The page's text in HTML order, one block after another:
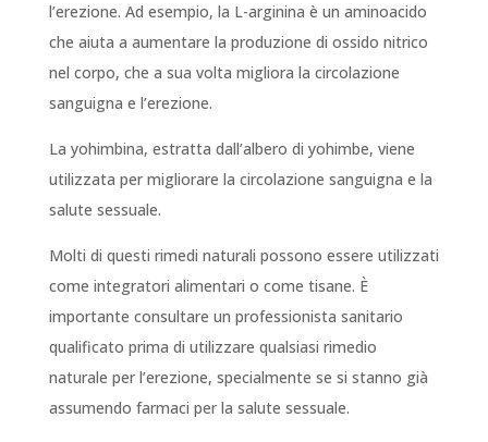
l’erezione. Ad esempio, la L-arginina è un aminoacido
che aiuta a aumentare la produzione di ossido nitrico
nel corpo, che a sua volta migliora la circolazione
sanguigna e l’erezione.
La yohimbina, estratta dall’albero di yohimbe, viene
utilizzata per migliorare la circolazione sanguigna e la
salute sessuale.
Molti di questi rimedi naturali possono essere utilizzati
come integratori alimentari o come tisane. È
importante consultare un professionista sanitario
qualificato prima di utilizzare qualsiasi rimedio
naturale per l’erezione, specialmente se si stanno già
assumendo farmaci per la salute sessuale.